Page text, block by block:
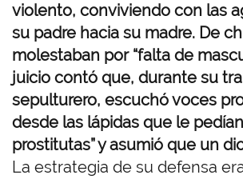
violento, conviviendo con las
su padre hacia su madre. De
molestaban por “falta de
juicio contó que, durante su
sepulturero, escuchó voces
desde las lápidas que le
prostitutas” y asumió que un
La estrategia de su defensa